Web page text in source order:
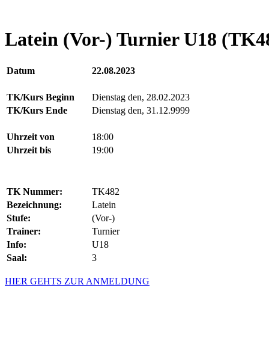
Latein (Vor-) Turnier U18
Datum 22.08.2023
TK/Kurs Beginn
Dienstag den, 28.02.2023
TK/Kurs Ende
Dienstag den, 31.12.9999
Uhrzeit von
18:00
Uhrzeit bis
19:00
TK Nummer:
TK482
Bezeichnung:
Latein
Stufe:
(Vor-)
Trainer:
Turnier
Info:
U18
Saal:
3
HIER GEHTS ZUR ANMELDUNG